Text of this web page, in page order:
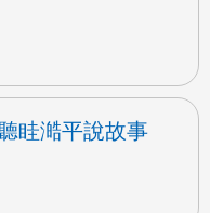
眭澔平說故事